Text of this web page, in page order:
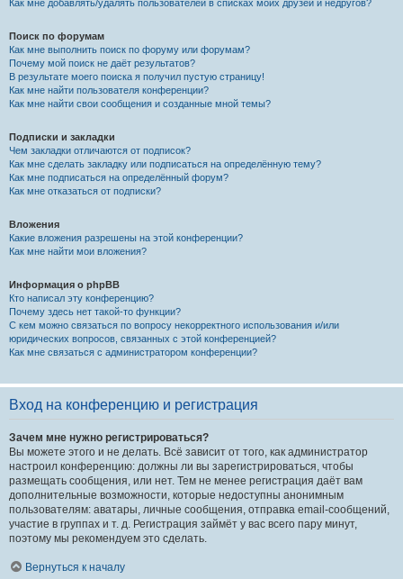
Как мне добавлять/удалять пользователей в списках моих друзей и недругов?
Поиск по форумам
Как мне выполнить поиск по форуму или форумам?
Почему мой поиск не даёт результатов?
В результате моего поиска я получил пустую страницу!
Как мне найти пользователя конференции?
Как мне найти свои сообщения и созданные мной темы?
Подписки и закладки
Чем закладки отличаются от подписок?
Как мне сделать закладку или подписаться на определённую тему?
Как мне подписаться на определённый форум?
Как мне отказаться от подписки?
Вложения
Какие вложения разрешены на этой конференции?
Как мне найти мои вложения?
Информация о phpBB
Кто написал эту конференцию?
Почему здесь нет такой-то функции?
С кем можно связаться по вопросу некорректного использования и/или
юридических вопросов, связанных с этой конференцией?
Как мне связаться с администратором конференции?
Вход на конференцию и регистрация
Зачем мне нужно регистрироваться?
Вы можете этого и не делать. Всё зависит от того, как администратор
настроил конференцию: должны ли вы зарегистрироваться, чтобы
размещать сообщения, или нет. Тем не менее регистрация даёт вам
дополнительные возможности, которые недоступны анонимным
пользователям: аватары, личные сообщения, отправка email-сообщений,
участие в группах и т. д. Регистрация займёт у вас всего пару минут,
поэтому мы рекомендуем это сделать.
Вернуться к началу